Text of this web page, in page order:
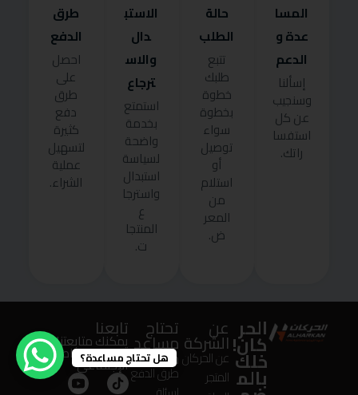
المسا
عدة و
الدعم
إسألنا
وسنجيب
عن كل
استفسا
راتك.
حالة
الطلب
تتبع
طلبك
خطوة
بخطوة
سواء
توصيل
أو
استلام
من
المعر
ض.
الاستب
دال
والاس
ترجاع
استمتع
بخدمة
واضحة
لسياسة
استبدال
واسترجا
ع
المنتجا
ت.
طرق
الدفع
احصل
على
طرق
دفع
كثيرة
لتسهيل
عملية
الشراء.
الحر
كان!
خلك
بالم
عن
الشركة
عن الحركان
المتجر
تحتاج
مساعد
ة؟
طرق الدفع
تابعنا
يمكنك متابعتنا على
منصات التواصل
الإجتماعى
هل تحتاج مساعدة؟